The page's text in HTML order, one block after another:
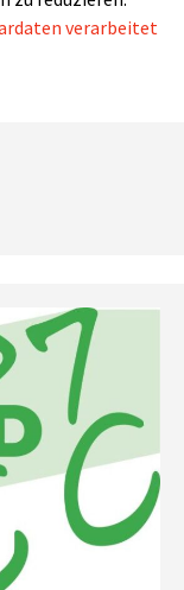
verarbeitet